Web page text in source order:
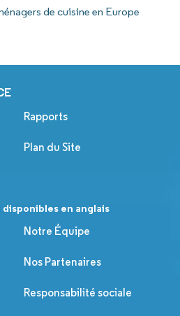
de cuisine en Europe
Rapports
Plan du Site
en anglais
Notre Équipe
Nos Partenaires
Responsabilité sociale